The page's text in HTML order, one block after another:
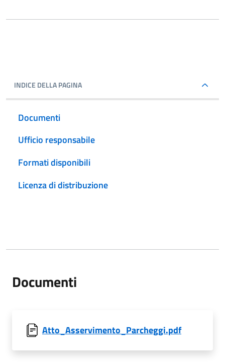
INDICE DELLA PAGINA
Documenti
Ufficio responsabile
Formati disponibili
Licenza di distribuzione
Documenti
Atto_Asservimento_Parcheggi.pdf